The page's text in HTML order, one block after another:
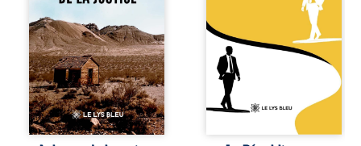
Mbala Zi Nkuaku
Lema Félix.
Magistrat intègre,
fervent défenseur
des droits
humains et de
l’indépendance
judiciaire, il voit sa
carrière de trente-
quatre ans
brutalement
établi : Senior est
Noir et Junior est
Blanc, bien que
nés d’un couple de
Noirs. Très vite,
l’événement attire
les médias
internationaux et
transforme le
bébé blanc en une